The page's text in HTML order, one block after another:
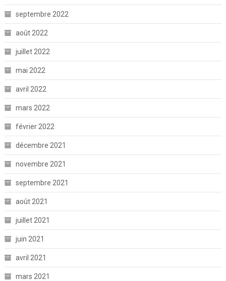
septembre 2022
août 2022
juillet 2022
mai 2022
avril 2022
mars 2022
février 2022
décembre 2021
novembre 2021
septembre 2021
août 2021
juillet 2021
juin 2021
avril 2021
mars 2021